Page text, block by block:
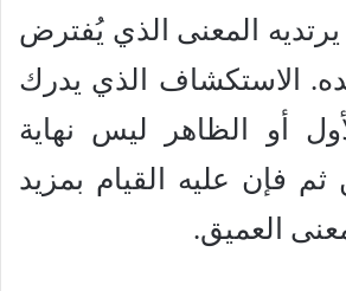
يرتديه المعنى الذي يُفترض
الاستكشاف الذي يدرك
أو الظاهر ليس نهاية
فإن عليه القيام بمزيد
العميق.